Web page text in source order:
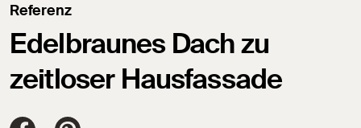
Edelbraunes Dach zu
zeitloser Hausfassade
Referenz